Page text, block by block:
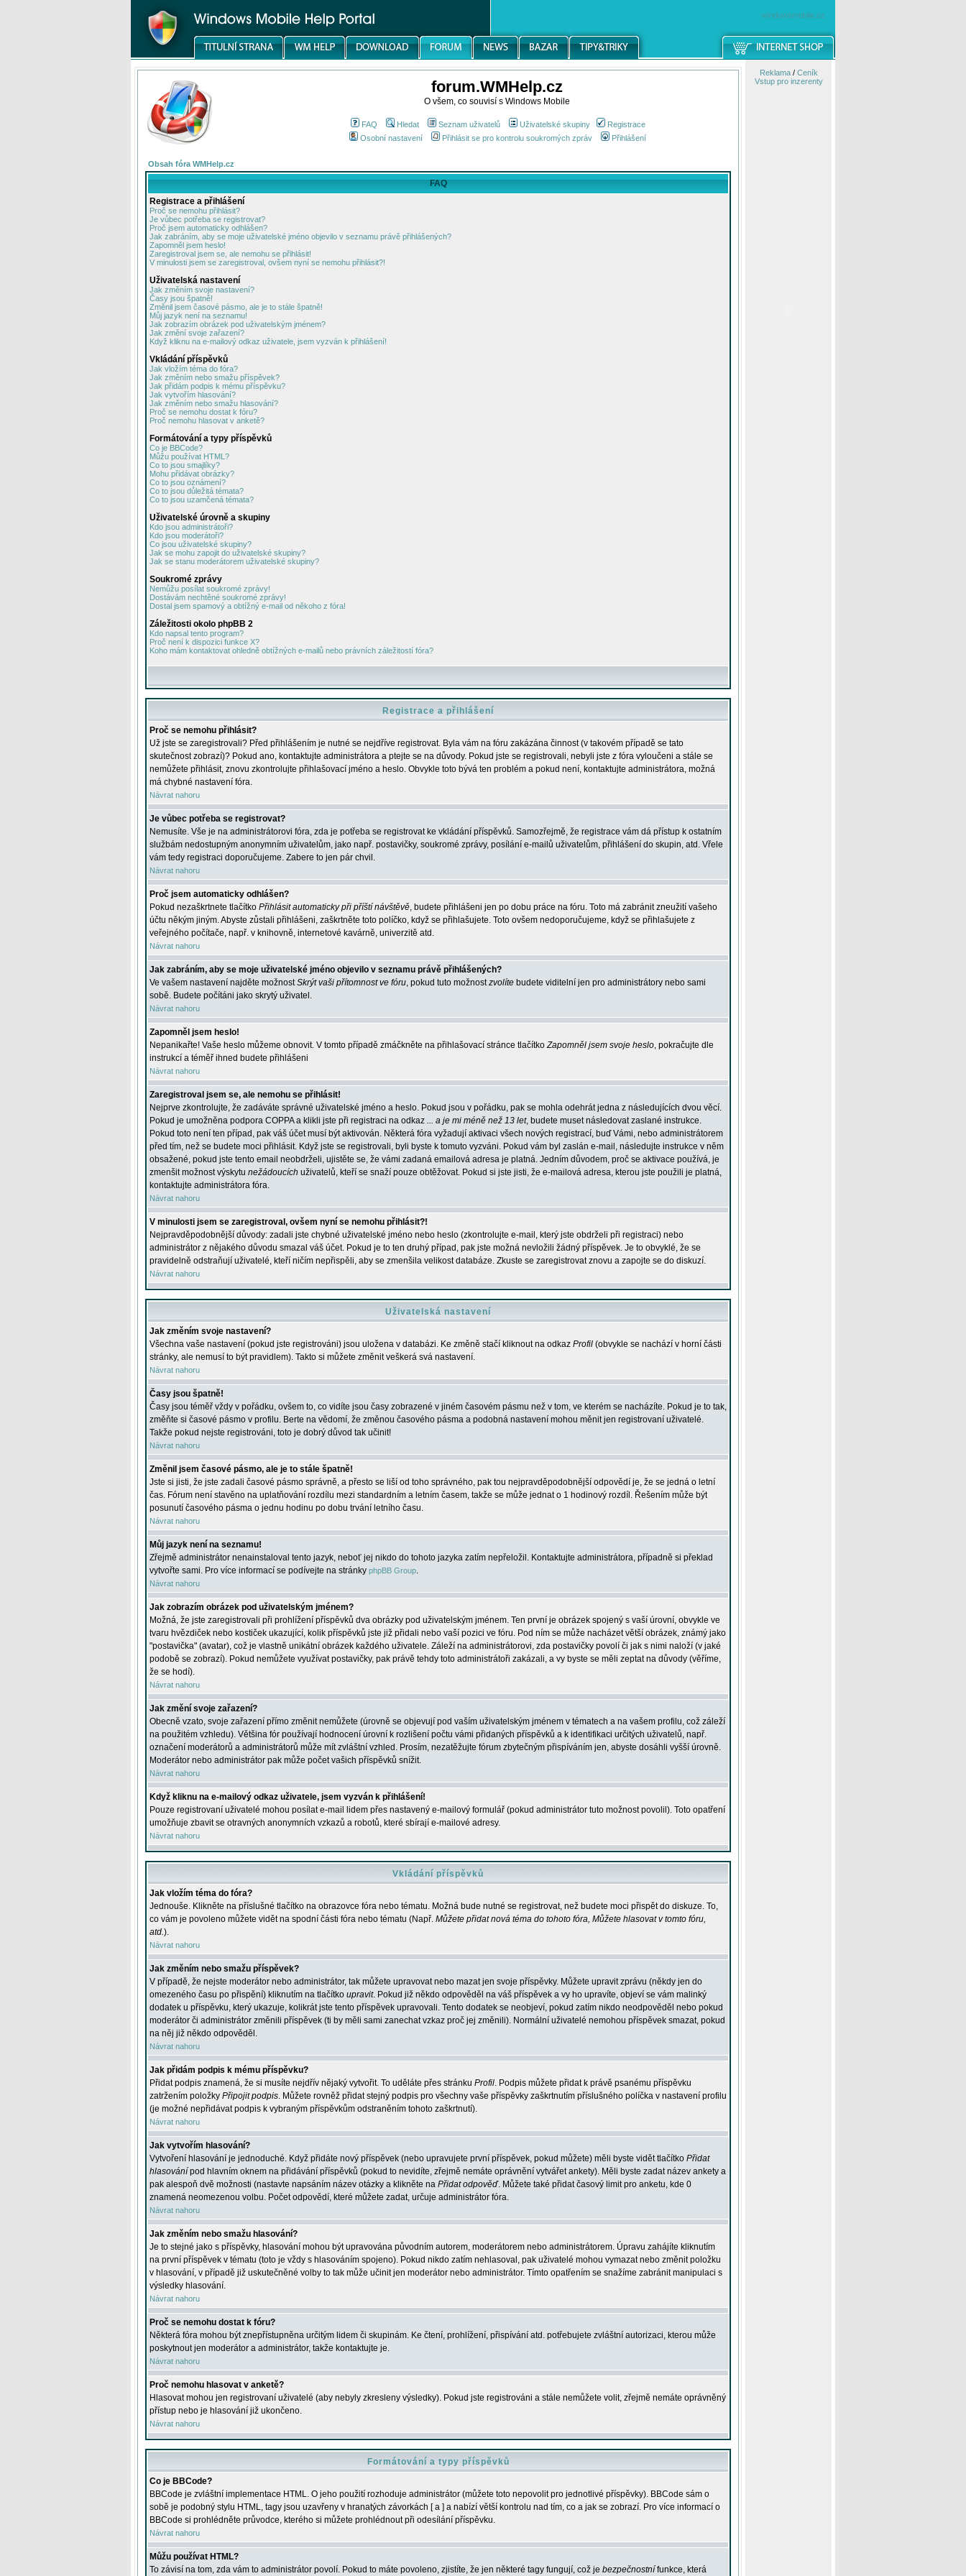
windowsmobile.cz
forum.WMHelp.cz
O všem, co souvisí s Windows Mobile
FAQ Hledat Seznam uživatelů Uživatelské skupiny
Registrace
Osobní nastavení
Přihlásit se pro kontrolu soukromých zpráv Přihlášení
Obsah fóra WMHelp.cz
FAQ
Registrace a přihlášení
Proč se nemohu přihlásit?
Je vůbec potřeba se registrovat?
Proč jsem automaticky odhlášen?
Jak zabráním, aby se moje uživatelské jméno objevilo v seznamu právě přihlášených?
Zapomněl jsem heslo!
Zaregistroval jsem se, ale nemohu se přihlásit!
V minulosti jsem se zaregistroval, ovšem nyní se nemohu přihlásit?!
Uživatelská nastavení
Jak změním svoje nastavení?
Časy jsou špatně!
Změnil jsem časové pásmo, ale je to stále špatně!
Můj jazyk není na seznamu!
Jak zobrazím obrázek pod uživatelským jménem?
Jak změní svoje zařazení?
Když kliknu na e-mailový odkaz uživatele, jsem vyzván k přihlášení!
Vkládání příspěvků
Jak vložím téma do fóra?
Jak změním nebo smažu příspěvek?
Jak přidám podpis k mému příspěvku?
Jak vytvořím hlasování?
Jak změním nebo smažu hlasování?
Proč se nemohu dostat k fóru?
Proč nemohu hlasovat v anketě?
Formátování a typy příspěvků
Co je BBCode?
Můžu používat HTML?
Co to jsou smajlíky?
Mohu přidávat obrázky?
Co to jsou oznámení?
Co to jsou důležitá témata?
Co to jsou uzamčená témata?
Uživatelské úrovně a skupiny
Kdo jsou administrátoři?
Kdo jsou moderátoři?
Co jsou uživatelské skupiny?
Jak se mohu zapojit do uživatelské skupiny?
Jak se stanu moderátorem uživatelské skupiny?
Soukromé zprávy
Nemůžu posílat soukromé zprávy!
Dostávám nechtěné soukromé zprávy!
Dostal jsem spamový a obtížný e-mail od někoho z fóra!
Záležitosti okolo phpBB 2
Kdo napsal tento program?
Proč není k dispozici funkce X?
Koho mám kontaktovat ohledně obtížných e-mailů nebo právních záležitostí fóra?
Registrace a přihlášení
Proč se nemohu přihlásit?
Už jste se zaregistrovali? Před přihlášením je nutné se nejdříve registrovat. Byla vám na fóru zakázána činnost (v takovém případě se tato
skutečnost zobrazí)? Pokud ano, kontaktujte administrátora a ptejte se na důvody. Pokud jste se registrovali, nebyli jste z fóra vyloučeni a stále se
nemůžete přihlásit, znovu zkontrolujte přihlašovací jméno a heslo. Obvykle toto bývá ten problém a pokud není, kontaktujte administrátora, možná
má chybné nastavení fóra.
Návrat nahoru
Je vůbec potřeba se registrovat?
Nemusíte. Vše je na administrátorovi fóra, zda je potřeba se registrovat ke vkládání příspěvků. Samozřejmě, že registrace vám dá přístup k ostatním
službám nedostupným anonymním uživatelům, jako např. postavičky, soukromé zprávy, posílání e-mailů uživatelům, přihlášení do skupin, atd. Vřele
vám tedy registraci doporučujeme. Zabere to jen pár chvil.
Návrat nahoru
Proč jsem automaticky odhlášen?
Pokud nezaškrtnete tlačítko Přihlásit automaticky při příští návštěvě, budete přihlášeni jen po dobu práce na fóru. Toto má zabránit zneužití vašeho
účtu někým jiným. Abyste zůstali přihlášeni, zaškrtněte toto políčko, když se přihlašujete. Toto ovšem nedoporučujeme, když se přihlašujete z
veřejného počítače, např. v knihovně, internetové kavárně, univerzitě atd.
Návrat nahoru
Jak zabráním, aby se moje uživatelské jméno objevilo v seznamu právě přihlášených?
Ve vašem nastavení najděte možnostSkrýt vaši přítomnost ve fóru, pokud tuto možnostzvolíte budete viditelní jen pro administrátory nebo sami
sobě. Budete počítáni jako skrytý uživatel.
Návrat nahoru
Zapomněl jsem heslo!
Nepanikařte! Vaše heslo můžeme obnovit. V tomto případě zmáčkněte na přihlašovací stránce tlačítkoZapomněl jsem svoje heslo, pokračujte dle
instrukcí a téměř ihned budete přihlášeni
Návrat nahoru
Zaregistroval jsem se, ale nemohu se přihlásit!
Nejprve zkontrolujte, že zadáváte správné uživatelské jméno a heslo. Pokud jsou v pořádku, pak se mohla odehrát jedna z následujících dvou věcí.
Pokud je umožněna podpora COPPA a klikli jste při registraci na odkaz ... a je mi méně než 13 let, budete muset následovat zaslané instrukce.
Pokud toto není ten případ, pak váš účet musí být aktivován. Některá fóra vyžadují aktivaci všech nových registrací, buď Vámi, nebo administrátorem
před tím, než se budete moci přihlásit. Když jste se registrovali, byli byste k tomuto vyzváni. Pokud vám byl zaslán e-mail, následujte instrukce v něm
obsažené, pokud jste tento email neobdrželi, ujistěte se, že vámi zadaná emailová adresa je platná. Jedním důvodem, proč se aktivace používá, je
zmenšit možnost výskytu nežádoucích uživatelů, kteří se snaží pouze obtěžovat. Pokud si jste jisti, že e-mailová adresa, kterou jste použili je platná,
kontaktujte administrátora fóra.
Návrat nahoru
V minulosti jsem se zaregistroval, ovšem nyní se nemohu přihlásit?!
Nejpravděpodobnější důvody: zadali jste chybné uživatelské jméno nebo heslo (zkontrolujte e-mail, který jste obdrželi při registraci) nebo
administrátor z nějakého důvodu smazal váš účet. Pokud je to ten druhý případ, pak jste možná nevložili žádný příspěvek. Je to obvyklé, že se
pravidelně odstraňují uživatelé, kteří ničím nepřispěli, aby se zmenšila velikost databáze. Zkuste se zaregistrovat znovu a zapojte se do diskuzí.
Návrat nahoru
Uživatelská nastavení
Jak změním svoje nastavení?
Všechna vaše nastavení (pokud jste registrováni) jsou uložena v databázi. Ke změně stačí kliknout na odkaz Profil (obvykle se nachází v horní části
stránky, ale nemusí to být pravidlem). Takto si můžete změnit veškerá svá nastavení.
Návrat nahoru
Časy jsou špatně!
Časy jsou téměř vždy v pořádku, ovšem to, co vidíte jsou časy zobrazené v jiném časovém pásmu než v tom, ve kterém se nacházíte. Pokud je to tak,
změňte si časové pásmo v profilu. Berte na vědomí, že změnou časového pásma a podobná nastavení mohou měnit jen registrovaní uživatelé.
Takže pokud nejste registrováni, toto je dobrý důvod tak učinit!
Návrat nahoru
Změnil jsem časové pásmo, ale je to stále špatně!
Jste si jisti, že jste zadali časové pásmo správně, a přesto se liší od toho správného, pak tou nejpravděpodobnější odpovědí je, že se jedná o letní
čas. Fórum není stavěno na uplatňování rozdílu mezi standardním a letním časem, takže se může jednat o 1 hodinový rozdíl. Řešením může být
posunutí časového pásma o jednu hodinu po dobu trvání letního času.
Návrat nahoru
Můj jazyk není na seznamu!
Zřejmě administrátor nenainstaloval tento jazyk, neboť jej nikdo do tohoto jazyka zatím nepřeložil. Kontaktujte administrátora, případně si překlad
vytvořte sami. Pro více informací se podívejte na stránky phpBB Group.
Návrat nahoru
Jak zobrazím obrázek pod uživatelským jménem?
Možná, že jste zaregistrovali při prohlížení příspěvků dva obrázky pod uživatelským jménem. Ten první je obrázek spojený s vaší úrovní, obvykle ve
tvaru hvězdiček nebo kostiček ukazující, kolik příspěvků jste již přidali nebo vaší pozici ve fóru. Pod ním se může nacházet větší obrázek, známý jako
"postavička" (avatar), což je vlastně unikátní obrázek každého uživatele. Záleží na administrátorovi, zda postavičky povolí či jak s nimi naloží (v jaké
podobě se zobrazí). Pokud nemůžete využívat postavičky, pak právě tehdy toto administrátoři zakázali, a vy byste se měli zeptat na důvody (věříme,
že se hodí).
Návrat nahoru
Jak změní svoje zařazení?
Obecně vzato, svoje zařazení přímo změnit nemůžete (úrovně se objevují pod vaším uživatelským jménem v tématech a na vašem profilu, což záleží
na použitém vzhledu). Většina fór používají hodnocení úrovní k rozlišení počtu vámi přidaných příspěvků a k identifikaci určitých uživatelů, např.
označení moderátorů a administrátorů může mít zvláštní vzhled. Prosím, nezatěžujte fórum zbytečným přispíváním jen, abyste dosáhli vyšší úrovně.
Moderátor nebo administrátor pak může počet vašich příspěvků snížit.
Návrat nahoru
Když kliknu na e-mailový odkaz uživatele, jsem vyzván k přihlášení!
Pouze registrovaní uživatelé mohou posílat e-mail lidem přes nastavený e-mailový formulář (pokud administrátor tuto možnost povolil). Toto opatření
umožňuje zbavit se otravných anonymních vzkazů a robotů, které sbírají e-mailové adresy.
Návrat nahoru
Vkládání příspěvků
Jak vložím téma do fóra?
Jednouše. Klikněte na příslušné tlačítko na obrazovce fóra nebo tématu. Možná bude nutné se registrovat, než budete moci přispět do diskuze. To,
co vám je povoleno můžete vidět na spodní části fóra nebo tématu (Např. Můžete přidat nová téma do tohoto fóra, Můžete hlasovat v tomto fóru,
atd.).
Návrat nahoru
Jak změním nebo smažu příspěvek?
V případě, že nejste moderátor nebo administrátor, tak můžete upravovat nebo mazat jen svoje příspěvky. Můžete upravit zprávu (někdy jen do
omezeného času po přispění) kliknutím na tlačítko upravit. Pokud již někdo odpověděl na váš příspěvek a vy ho upravíte, objeví se vám malinký
dodatek u příspěvku, který ukazuje, kolikrát jste tento příspěvek upravovali. Tento dodatek se neobjeví, pokud zatím nikdo neodpověděl nebo pokud
moderátor či administrátor změnili příspěvek (ti by měli sami zanechat vzkaz proč jej změnili). Normální uživatelé nemohou příspěvek smazat, pokud
na něj již někdo odpověděl.
Návrat nahoru
Jak přidám podpis k mému příspěvku?
Přidat podpis znamená, že si musíte nejdřív nějaký vytvořit. To uděláte přes stránku Profil. Podpis můžete přidat k právě psanému příspěvku
zatržením položky Připojit podpis. Můžete rovněž přidat stejný podpis pro všechny vaše příspěvky zaškrtnutím příslušného políčka v nastavení profilu
(je možné nepřidávat podpis k vybraným příspěvkům odstraněním tohoto zaškrtnutí).
Návrat nahoru
Jak vytvořím hlasování?
Vytvoření hlasování je jednoduché. Když přidáte nový příspěvek (nebo upravujete první příspěvek, pokud můžete) měli byste vidět tlačítko Přidat
hlasování pod hlavním oknem na přidávání příspěvků (pokud to nevidíte, zřejmě nemáte oprávnění vytvářet ankety). Měli byste zadat název ankety a
pak alespoň dvě možnosti (nastavte napsáním název otázky a klikněte na Přidat odpověď. Můžete také přidat časový limit pro anketu, kde 0
znamená neomezenou volbu. Počet odpovědí, které můžete zadat, určuje administrátor fóra.
Návrat nahoru
Jak změním nebo smažu hlasování?
Je to stejné jako s příspěvky, hlasování mohou být upravována původním autorem, moderátorem nebo administrátorem. Úpravu zahájíte kliknutím
na první příspěvek v tématu (toto je vždy s hlasováním spojeno). Pokud nikdo zatím nehlasoval, pak uživatelé mohou vymazat nebo změnit položku
v hlasování, v případě již uskutečněné volby to tak může učinit jen moderátor nebo administrátor. Tímto opatřením se snažíme zabránit manipulaci s
výsledky hlasování.
Návrat nahoru
Proč se nemohu dostat k fóru?
Některá fóra mohou být znepřístupněna určitým lidem či skupinám. Ke čtení, prohlížení, přispívání atd. potřebujete zvláštní autorizaci, kterou může
poskytnout jen moderátor a administrátor, takže kontaktujte je.
Návrat nahoru
Proč nemohu hlasovat v anketě?
Hlasovat mohou jen registrovaní uživatelé (aby nebyly zkresleny výsledky). Pokud jste registrováni a stále nemůžete volit, zřejmě nemáte oprávněný
přístup nebo je hlasování již ukončeno.
Návrat nahoru
Formátování a typy příspěvků
Co je BBCode?
BBCode je zvláštní implementace HTML. O jeho použití rozhoduje administrátor (můžete toto nepovolit pro jednotlivé příspěvky). BBCode sám o
sobě je podobný stylu HTML, tagy jsou uzavřeny v hranatých závorkách [ a ] a nabízí větší kontrolu nad tím, co a jak se zobrazí. Pro více informací o
BBCode si prohlédněte průvodce, kterého si můžete prohlédnout při odesílání příspěvku.
Návrat nahoru
Můžu používat HTML?
To závisí na tom, zda vám to administrátor povolí. Pokud to máte povoleno, zjistíte, že jen některé tagy fungují, což je bezpečnostní funkce, která
Reklama/ Ceník
Vstup pro inzerenty